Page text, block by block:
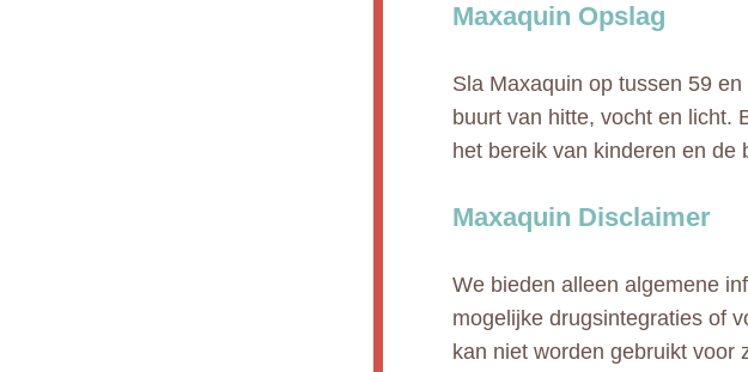
Maxaquin Opslag
Sla Maxaquin op tussen 59
buurt van hitte, vocht en licht.
het bereik van kinderen en de
Maxaquin Disclaimer
We bieden alleen algemene
mogelijke drugsintegraties of
kan niet worden gebruikt voor